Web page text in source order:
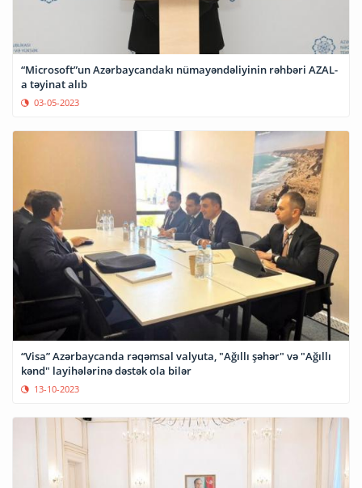
“Microsoft”un Azərbaycandakı nümayəndəliyinin rəhbəri AZAL-
a təyinat alıb
03-05-2023
“Visa” Azərbaycanda rəqəmsal valyuta, "Ağıllı şəhər" və "Ağıllı
kənd" layihələrinə dəstək ola bilər
13-10-2023